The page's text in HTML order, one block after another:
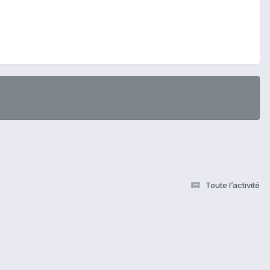
Toute l’activité